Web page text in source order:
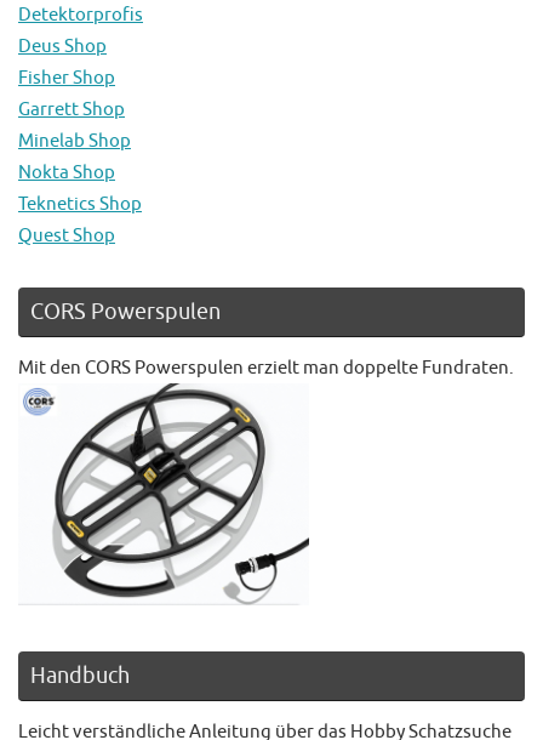
Detektorprofis
Deus Shop
Fisher Shop
Garrett Shop
Minelab Shop
Nokta Shop
Teknetics Shop
Quest Shop
CORS Powerspulen
Mit den CORS Powerspulen erzielt man doppelte Fundraten.
Handbuch
Leicht verständliche Anleitung über das Hobby Schatzsuche